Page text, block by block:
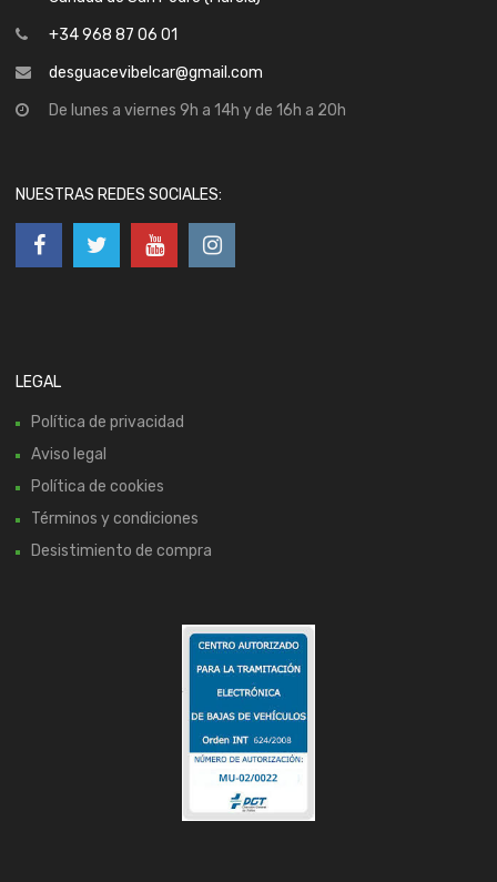
+34 968 87 06 01
desguacevibelcar@gmail.com
De lunes a viernes 9h a 14h y de 16h a 20h
NUESTRAS REDES SOCIALES:
LEGAL
Política de privacidad
Aviso legal
Política de cookies
Términos y condiciones
Desistimiento de compra